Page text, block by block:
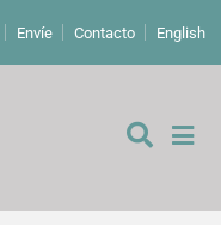
Envíe Contacto English